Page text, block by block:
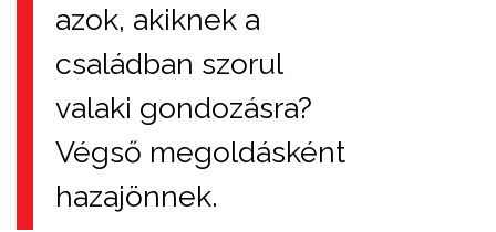
azok, akiknek a
családban szorul
valaki gondozásra?
Végső megoldásként
hazajönnek.